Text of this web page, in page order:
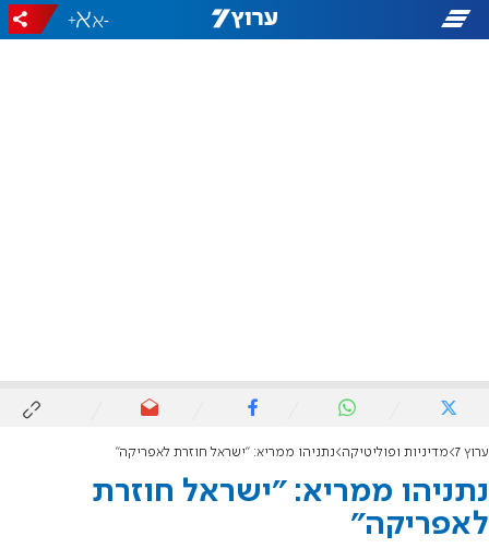
-
+
ערוץ 7 מדיניות ופוליטיקה נתניהו ממריא: "ישראל חוזרת לאפריקה"
נתניהו ממריא: "ישראל חוזרת
לאפריקה"